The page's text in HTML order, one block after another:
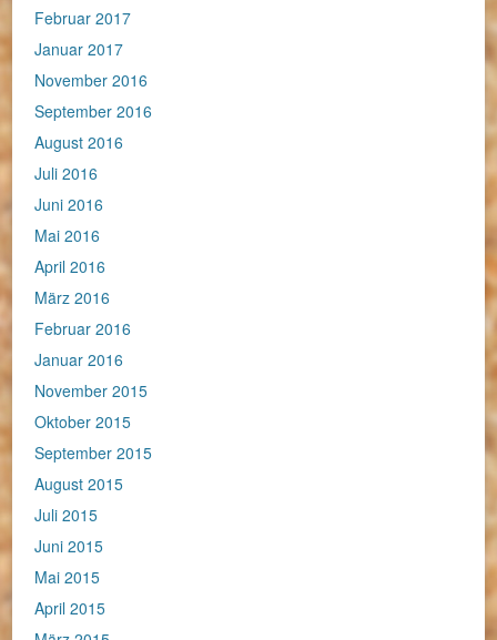
Februar 2017
Januar 2017
November 2016
September 2016
August 2016
Juli 2016
Juni 2016
Mai 2016
April 2016
März 2016
Februar 2016
Januar 2016
November 2015
Oktober 2015
September 2015
August 2015
Juli 2015
Juni 2015
Mai 2015
April 2015